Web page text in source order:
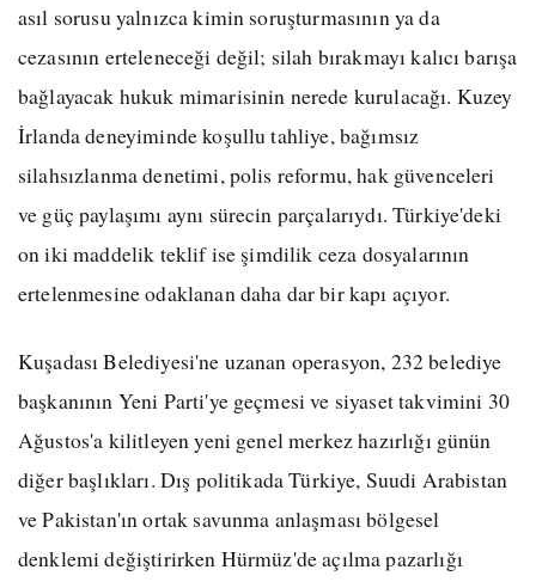
asıl sorusu yalnızca kimin soruşturmasının ya da
cezasının erteleneceği değil; silah bırakmayı kalıcı barışa
bağlayacak hukuk mimarisinin nerede kurulacağı. Kuzey
İrlanda deneyiminde koşullu tahliye, bağımsız
silahsızlanma denetimi, polis reformu, hak güvenceleri
ve güç paylaşımı aynı sürecin parçalarıydı. Türkiye'deki
on iki maddelik teklif ise şimdilik ceza dosyalarının
ertelenmesine odaklanan daha dar bir kapı açıyor.
Kuşadası Belediyesi'ne uzanan operasyon, 232 belediye
başkanının Yeni Parti'ye geçmesi ve siyaset takvimini 30
Ağustos'a kilitleyen yeni genel merkez hazırlığı günün
diğer başlıkları. Dış politikada Türkiye, Suudi Arabistan
ve Pakistan'ın ortak savunma anlaşması bölgesel
denklemi değiştirirken Hürmüz'de açılma pazarlığı